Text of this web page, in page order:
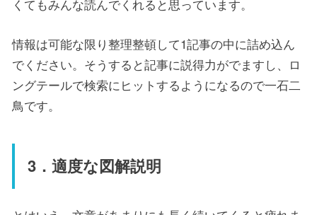
くてもみんな読んでくれると思っています。
情報は可能な限り整理整頓して1記事の中に詰め込ん
でください。そうすると記事に説得力がでますし、ロ
ングテールで検索にヒットするようになるので一石二
鳥です。
3．適度な図解説明